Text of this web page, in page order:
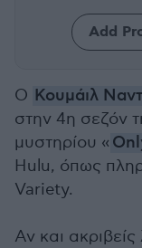
Add
Ο Κουμάιλ
στην 4η σεζόν
μυστηρίου «
Hulu, όπως
Variety.
Αν και